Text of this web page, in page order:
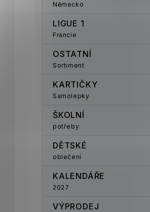
Německo
LIGUE 1
Francie
OSTATNÍ
Sortiment
KARTIČKY
Samolepky
ŠKOLNÍ
potřeby
DĚTSKÉ
oblečení
KALENDÁŘE
2027
VÝPRODEJ